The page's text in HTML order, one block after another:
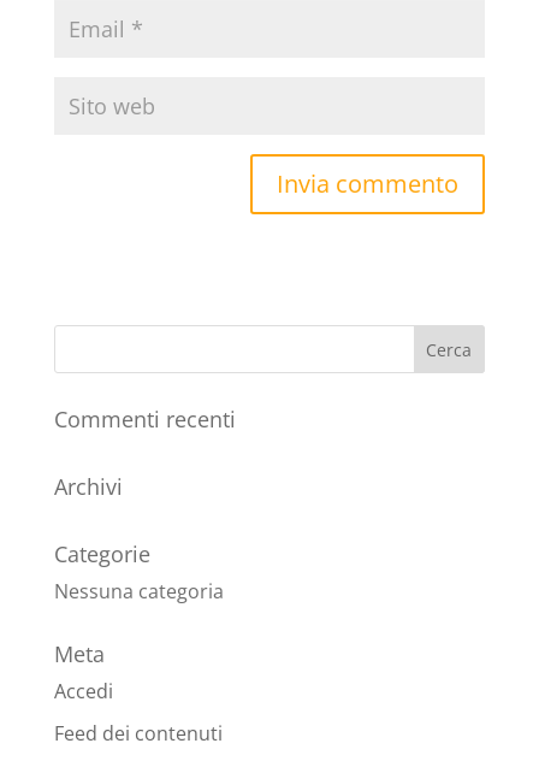
Commenti recenti
Archivi
Categorie
Nessuna categoria
Meta
Accedi
Feed dei contenuti